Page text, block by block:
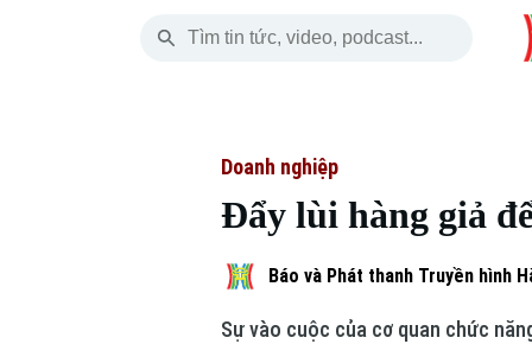
Hà Nội
Chính trị
Xã hội
An ninh trật tự
Người Hà Nội
Khoảnh khắc Hà
Ẩm thực
Quân sự
Hồ sơ
Người
Doanh nghiệp
Đẩy lùi hàng giả
Báo và Phát thanh Truyền hình
Sự vào cuộc của cơ quan chức